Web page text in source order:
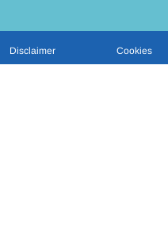
Disclaimer Cookies